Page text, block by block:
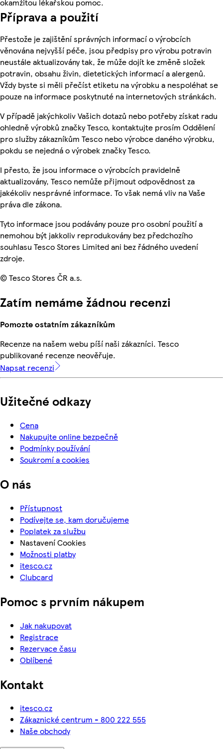
okamžitou lékařskou pomoc.
Příprava a použití
Přestože je zajištění správných informací o výrobcích
věnována nejvyšší péče, jsou předpisy pro výrobu potravin
neustále aktualizovány tak, že může dojít ke změně složek
potravin, obsahu živin, dietetických informací a alergenů.
Vždy byste si měli přečíst etiketu na výrobku a nespoléhat se
pouze na informace poskytnuté na internetových stránkách.
V případě jakýchkoliv Vašich dotazů nebo potřeby získat radu
ohledně výrobků značky Tesco, kontaktujte prosím Oddělení
pro služby zákazníkům Tesco nebo výrobce daného výrobku,
pokdu se nejedná o výrobek značky Tesco.
I přesto, že jsou informace o výrobcích pravidelně
aktualizovány, Tesco nemůže přijmout odpovědnost za
jakékoliv nesprávné informace. To však nemá vliv na Vaše
práva dle zákona.
Tyto informace jsou podávány pouze pro osobní použití a
nemohou být jakkoliv reprodukovány bez předchozího
souhlasu Tesco Stores Limited ani bez řádného uvedení
zdroje.
© Tesco Stores ČR a.s.
Zatím nemáme žádnou recenzi
Pomozte ostatním zákazníkům
Recenze na našem webu píší naši zákazníci. Tesco
publikované recenze neověřuje.
Napsat recenzi
Užitečné odkazy
Cena
Nakupujte online bezpečně
Podmínky používání
Soukromí a cookies
O nás
Přístupnost
Podívejte se, kam doručujeme
Poplatek za službu
Nastavení Cookies
Možnosti platby
itesco.cz
Clubcard
Pomoc s prvním nákupem
Jak nakupovat
Registrace
Rezervace času
Oblíbené
Kontakt
itesco.cz
Zákaznické centrum - 800 222 555
Naše obchody